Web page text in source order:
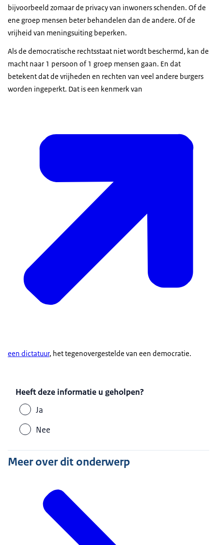
bijvoorbeeld zomaar de privacy van inwoners schenden. Of de
ene groep mensen beter behandelen dan de andere. Of de
vrijheid van meningsuiting beperken.
Als de democratische rechtsstaat niet wordt beschermd, kan de
macht naar 1 persoon of 1 groep mensen gaan. En dat
betekent dat de vrijheden en rechten van veel andere burgers
worden ingeperkt. Dat is een kenmerk van
een dictatuur, het tegenovergestelde van een democratie.
Heeft deze informatie u geholpen?
Ja
Nee
Meer over dit onderwerp